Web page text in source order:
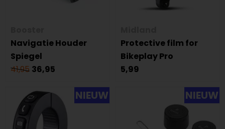
Navigatie Houder
Spiegel
41,95 36,95
Protective film for
Bikeplay Pro
5,99
NIEUW NIEUW